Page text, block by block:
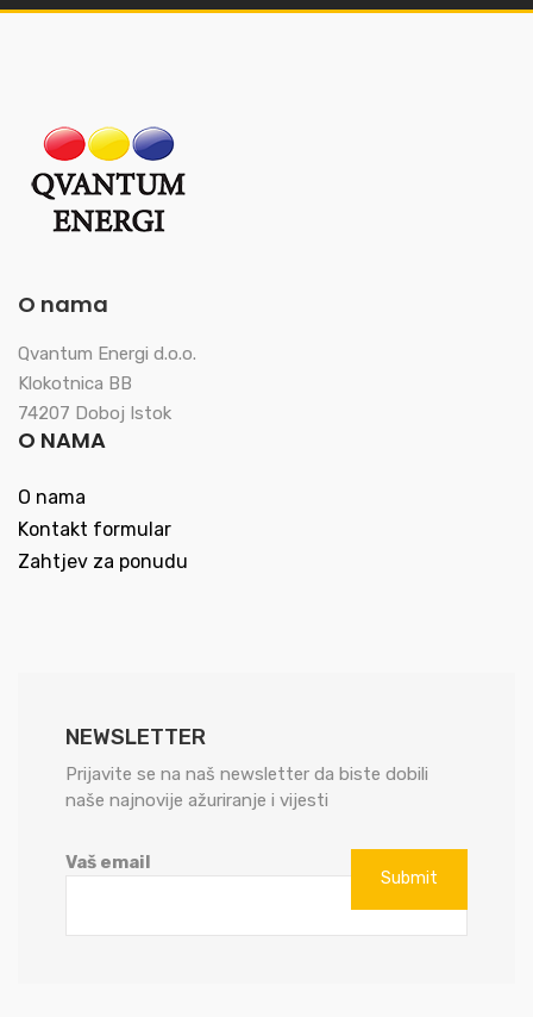
O nama
Qvantum Energi d.o.o.
Klokotnica BB
74207 Doboj Istok
O NAMA
O nama
Kontakt formular
Zahtjev za ponudu
NEWSLETTER
Prijavite se na naš newsletter da biste dobili
naše najnovije ažuriranje i vijesti
Vaš email